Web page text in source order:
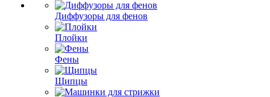
Диффузоры для фенов
Плойки
Фены
Щипцы